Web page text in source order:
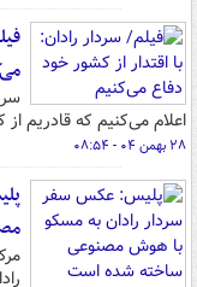
اعلام می‌کنیم که قادریم
۲۸ بهمن ۰۴ - ۰۸:۵۴